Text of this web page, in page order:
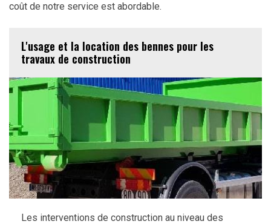
coût de notre service est abordable.
L'usage et la location des bennes pour les
travaux de construction
Les interventions de construction au niveau des